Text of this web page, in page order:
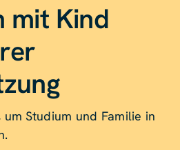
mit Kind
Studium und Familie in